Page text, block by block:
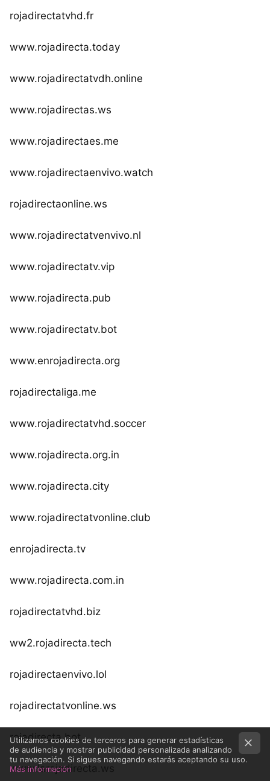
rojadirectatvhd.fr
www.rojadirecta.today
www.rojadirectatvdh.online
www.rojadirectas.ws
www.rojadirectaes.me
www.rojadirectaenvivo.watch
rojadirectaonline.ws
www.rojadirectatvenvivo.nl
www.rojadirectatv.vip
www.rojadirecta.pub
www.rojadirectatv.bot
www.enrojadirecta.org
rojadirectaliga.me
www.rojadirectatvhd.soccer
www.rojadirecta.org.in
www.rojadirecta.city
www.rojadirectatvonline.club
enrojadirecta.tv
www.rojadirecta.com.in
rojadirectatvhd.biz
ww2.rojadirecta.tech
rojadirectaenvivo.lol
rojadirectatvonline.ws
rojadirecta.bot
www.larojadirecta.ws
Utilizamos cookies de terceros para generar estadísticas
de audiencia y mostrar publicidad personalizada analizando
tu navegación. Si sigues navegando estarás aceptando su uso.
Más información